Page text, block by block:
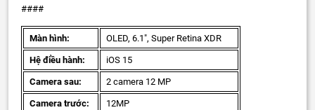
####
Màn hình: OLED, 6.1", Super Retina XDR
Hệ điều hành: iOS 15
Camera sau: 2 camera 12 MP
Camera trước: 12MP